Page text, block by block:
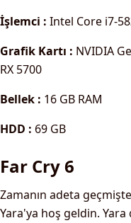
İşlemci : Intel Core i7-
Grafik Kartı : NVIDIA
RX 5700
Bellek : 16 GB RAM
HDD : 69 GB
Far Cry 6
Zamanın adeta
Yara'ya hoş geldin.